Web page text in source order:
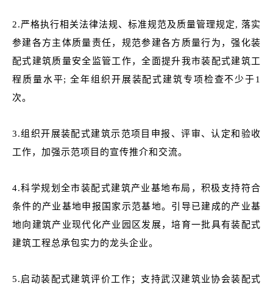
2.严格执行相关法律法规、标准规范及质量管理规定, 落实
参建各方主体质量责任，规范参建各方质量行为，强化装
配式建筑质量安全监管工作，全面提升我市装配式建筑工
程质量水平; 全年组织开展装配式建筑专项检查不少于1
次。
3.组织开展装配式建筑示范项目申报、评审、认定和验收
工作，加强示范项目的宣传推介和交流。
4.科学规划全市装配式建筑产业基地布局，积极支持符合
条件的产业基地申报国家示范基地。引导已建成的产业基
地向建筑产业现代化产业园区发展，培育一批具有装配式
建筑工程总承包实力的龙头企业。
5.启动装配式建筑评价工作；支持武汉建筑业协会装配式